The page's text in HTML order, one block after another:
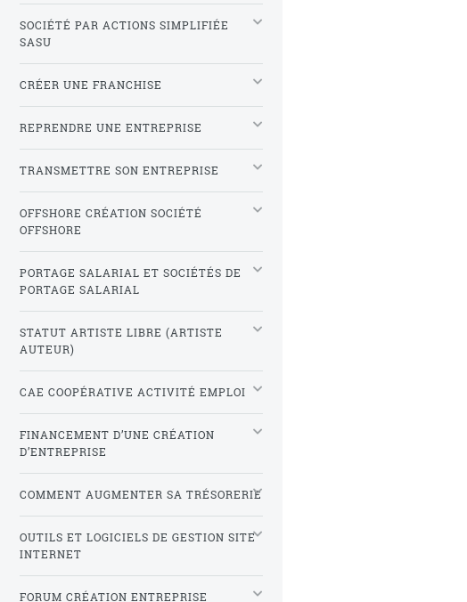
SOCIÉTÉ PAR ACTIONS SIMPLIFIÉE
SASU
CRÉER UNE FRANCHISE
REPRENDRE UNE ENTREPRISE
TRANSMETTRE SON ENTREPRISE
OFFSHORE CRÉATION SOCIÉTÉ
OFFSHORE
PORTAGE SALARIAL ET SOCIÉTÉS DE
PORTAGE SALARIAL
STATUT ARTISTE LIBRE (ARTISTE
AUTEUR)
CAE COOPÉRATIVE ACTIVITÉ EMPLOI
FINANCEMENT D’UNE CRÉATION
D’ENTREPRISE
COMMENT AUGMENTER SA TRÉSORERIE
OUTILS ET LOGICIELS DE GESTION SITE
INTERNET
FORUM CRÉATION ENTREPRISE